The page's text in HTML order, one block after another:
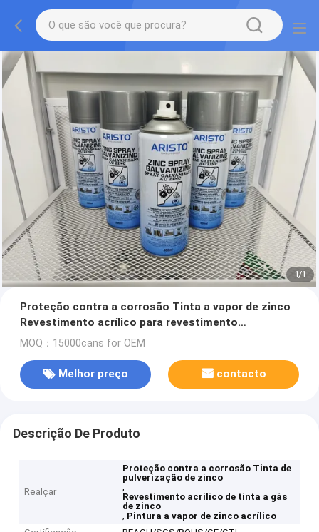
1/1
Proteção contra a corrosão Tinta a vapor de zinco
Revestimento acrílico para revestimento
profissional
MOQ：15000cans for OEM
Melhor preço contacto
Descrição De Produto
Realçar
Proteção contra a corrosão Tinta de
pulverização de zinco
,
Revestimento acrílico de tinta a gás
de zinco
, Pintura a vapor de zinco acrílico